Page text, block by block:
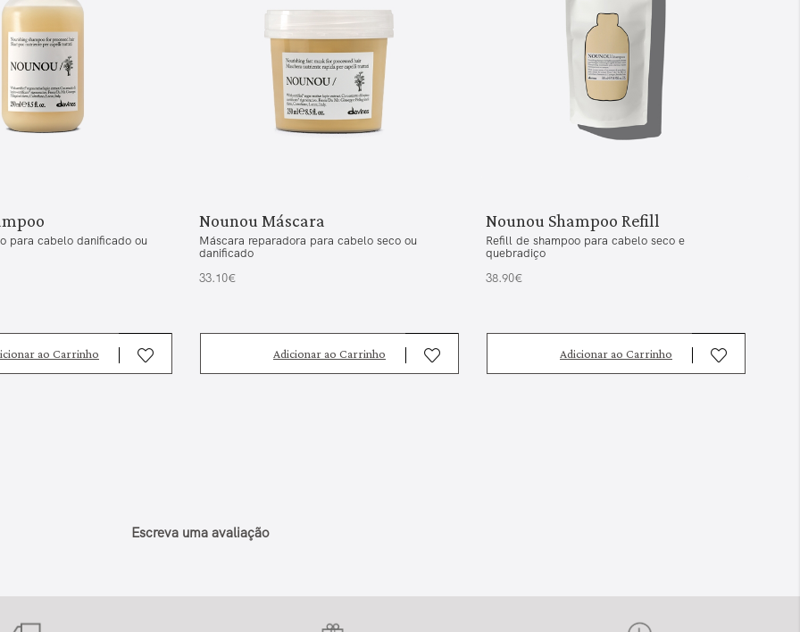
para cabelo danificado ou
ao Carrinho
Nounou Máscara
Máscara reparadora para cabelo seco ou
danificado
33.10€
Adicionar ao Carrinho
Nounou Shampoo Refill
Refill de shampoo para cabelo seco e
quebradiço
38.90€
Adicionar ao Carrinho
Escreva uma avaliação